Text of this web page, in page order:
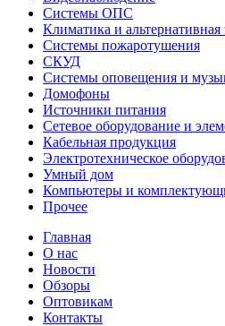
Системы ОПС
Климатика и альтернативная
Системы пожаротушения
СКУД
Системы оповещения и
Домофоны
Источники питания
Сетевое оборудование и
Кабельная продукция
Электротехническое
Умный дом
Компьютеры и
Прочее
Главная
О нас
Новости
Обзоры
Оптовикам
Контакты